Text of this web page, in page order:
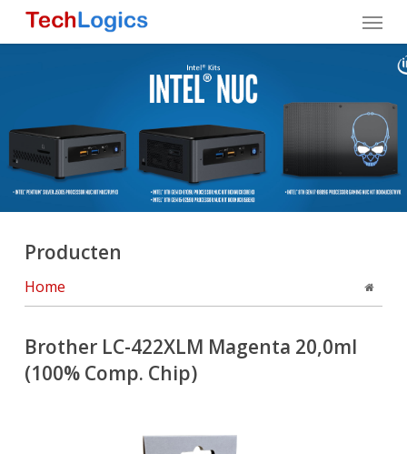
Skip
Menu
Producten
Home
Brother LC-422XLM Magenta 20,0ml
(100% Comp. Chip)